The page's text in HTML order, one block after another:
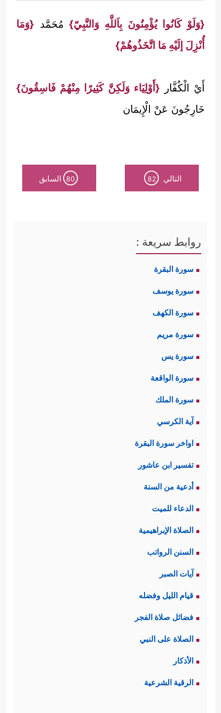
{وَلَوْ كَانُوا يُؤْمِنُونَ بِاَللَّهِ وَالنَّبِيّ}مُحَمَّد {وَمَا
أُنْزِلَ إلَيْهِ مَا اتَّخَذُوهُمْ}
أَيْ الْكُفَّار {أَوْلِيَاء وَلَكِنَّ كَثِيرًا مِنْهُمْ فَاسِقُونَ}
خَارِجُونَ عَنْ الْإِيمَان
التالي 82
80 السابق
روابط سريعة :
سورة البقرة
سورة يوسف
سورة الكهف
سورة مريم
سورة يس
سورة الواقعة
سورة الملك
آية الكرسي
اواخر سورة البقرة
تفسير ابن عاشور
أدعية من السنة
الدعاء للميت
الصلاة الإبراهيمية
السنن الرواتب
آيات الصبر
قيام الليل وفضله
فضائل صلاة الفجر
الصلاة على النبي
الأذكار
الرقية الشرعية